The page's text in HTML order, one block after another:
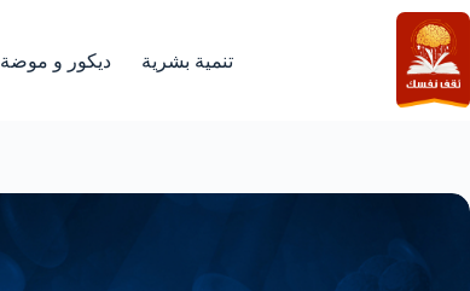
التجاوز
إلى
المحتوى
تنمية بشرية ديكور و موضة